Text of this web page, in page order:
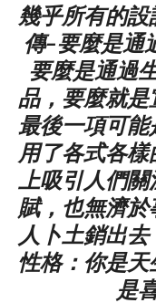
幾乎所有的
傳–要麼是通
要麼是通過
品，要麼就是
最後一項可
用了各式各
上吸引人們
賦，也無濟
人卜土銷出
性格：你是
是